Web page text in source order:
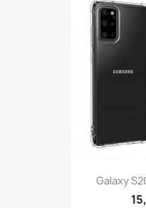
Galaxy